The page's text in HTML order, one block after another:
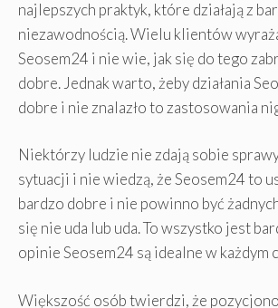
najlepszych praktyk, które działają z
niezawodnością. Wielu klientów
Seosem24 i nie wie, jak się do tego
dobre. Jednak warto, żeby działania
dobre i nie znalazło to zastosowania
Niektórzy ludzie nie zdają sobie
sytuacji i nie wiedzą, że Seosem24 to
bardzo dobre i nie powinno być
się nie uda lub uda. To wszystko jest
opinie Seosem24 są idealne w każdym
Większość osób twierdzi, że